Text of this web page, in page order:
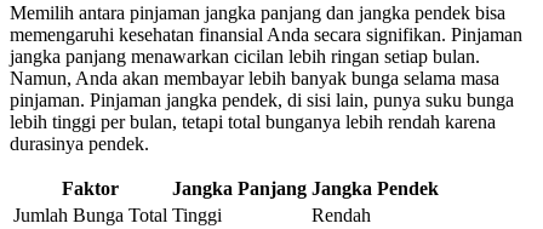
Memilih antara pinjaman jangka panjang dan jangka pendek bisa
memengaruhi kesehatan finansial Anda secara signifikan. Pinjaman
jangka panjang menawarkan cicilan lebih ringan setiap bulan.
Namun, Anda akan membayar lebih banyak bunga selama masa
pinjaman. Pinjaman jangka pendek, di sisi lain, punya suku bunga
lebih tinggi per bulan, tetapi total bunganya lebih rendah karena
durasinya pendek.
Faktor Jangka Panjang Jangka Pendek
Jumlah Bunga Total Tinggi
Rendah